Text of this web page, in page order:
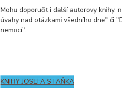
Mohu doporučit i další autorovy knihy,
úvahy nad otázkami všedního dne" či
nemocí".
KNIHY JOSEFA STAŇKA